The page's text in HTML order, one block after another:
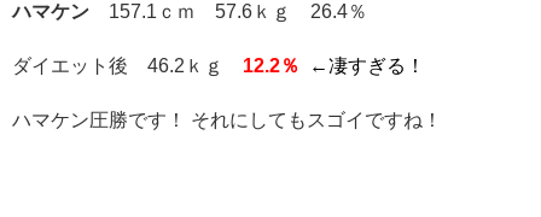
ハマケン 157.1ｃｍ 57.6ｋｇ 26.4％
ダイエット後 46.2ｋｇ 12.2％ ←凄すぎる！
ハマケン圧勝です！ それにしてもスゴイですね！